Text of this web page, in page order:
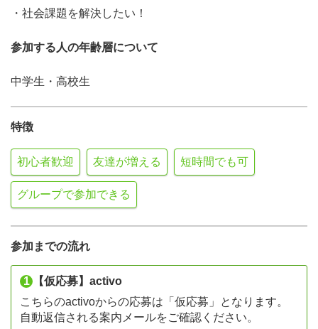
・社会課題を解決したい！
参加する人の年齢層について
中学生・高校生
特徴
初心者歓迎 友達が増える 短時間でも可
グループで参加できる
参加までの流れ
1
【仮応募】activo
こちらのactivoからの応募は「仮応募」となります。
自動返信される案内メールをご確認ください。